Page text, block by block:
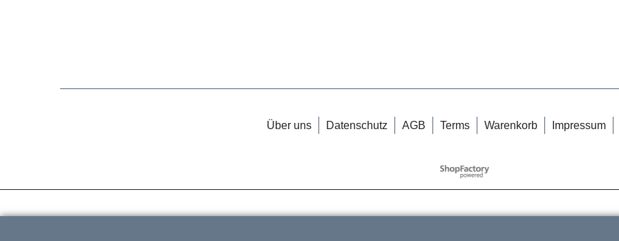
Über uns Datenschutz AGB Terms Warenkorb Impressum
WebShop erstellt mit
ShopFactory Shop